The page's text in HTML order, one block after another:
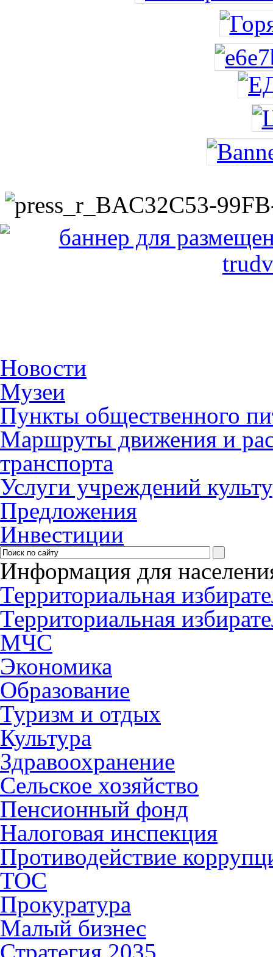
Новости
Музеи
Пункты общественного
Маршруты движения и
транспорта
Услуги учреждений
Предложения
Инвестиции
Информация для
Территориальная
Территориальная
МЧС
Экономика
Образование
Туризм и отдых
Культура
Здравоохранение
Сельское хозяйство
Пенсионный фонд
Налоговая инспекция
Противодействие
ТОС
Прокуратура
Малый бизнес